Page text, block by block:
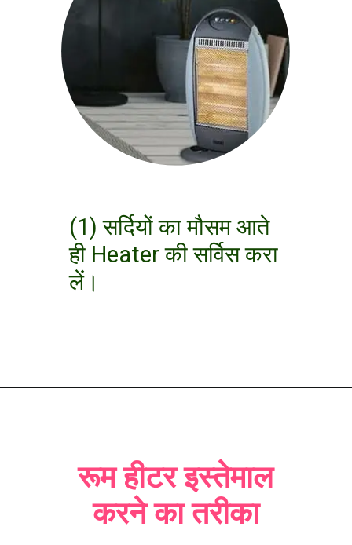
(1) सर्दियों का मौसम आते
ही Heater की सर्विस करा
लें।
रूम हीटर इस्तेमाल
करने का तरीका